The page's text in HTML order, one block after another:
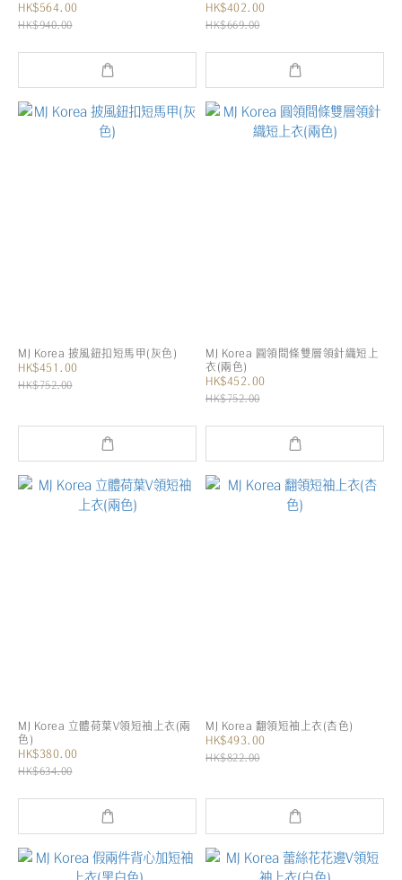
HK$564.00
HK$940.00
HK$402.00
HK$669.00
MJ Korea 披風鈕扣短馬甲(灰色)
HK$451.00
HK$752.00
MJ Korea 圓領間條雙層領針織短上
衣(兩色)
HK$452.00
HK$752.00
MJ Korea 立體荷葉V領短袖上衣(兩
色)
HK$380.00
HK$634.00
MJ Korea 翻領短袖上衣(杏色)
HK$493.00
HK$822.00